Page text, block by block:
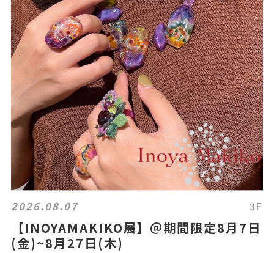
2026.08.07 3F
【INOYAMAKIKO展】＠期間限定8月7日
(金)~8月27日(木)